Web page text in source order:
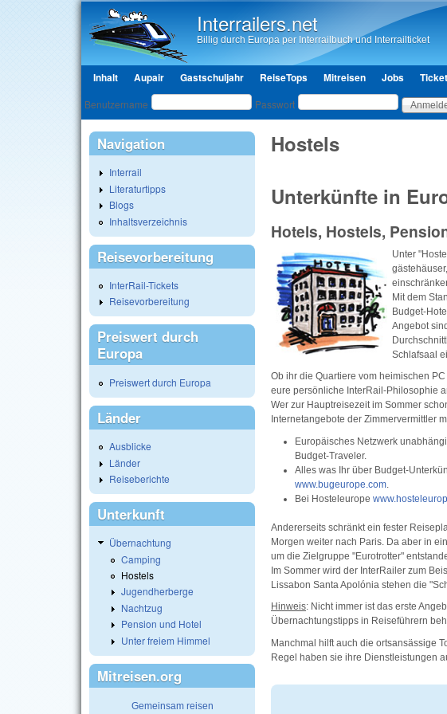
Interrailers.net
Billig durch Europa per Interrailbuch und Interrailticket
Hauptmenü
Inhalt Aupair Gastschuljahr ReiseTops Mitreisen Jobs
Benutzeranmeldung
Benutzername Passwort
Hostels
Unterkünfte in
Hotels, Hostels,
Unter
Mit dem
Budget-
Angebot
Schlafsaal
Ob ihr die Quartiere vom heimischen
eure persönliche InterRail-Philosophie
Wer zur Hauptreisezeit im Sommer
Internetangebote der Zimmervermittler
Europäisches Netzwerk
Budget-Traveler.
Alles was Ihr über Budget-
www.bugeurope.com.
Bei Hosteleurope
Andererseits schränkt ein fester
Morgen weiter nach Paris. Da aber in
um die Zielgruppe "Eurotrotter"
Im Sommer wird der InterRailer zum
Lissabon Santa Apolónia stehen die
Hinweis: Nicht immer ist das erste
Übernachtungstipps in Reiseführern
Manchmal hilft auch die ortsansässige
Regel haben sie ihre Dienstleistungen
Navigation
Interrail
Literaturtipps
Blogs
Inhaltsverzeichnis
Reisevorbereitung
InterRail-Tickets
Reisevorbereitung
Preiswert durch
Europa
Preiswert durch Europa
Länder
Ausblicke
Länder
Reiseberichte
Unterkunft
Übernachtung
Camping
Hostels
Jugendherberge
Nachtzug
Pension und Hotel
Unter freiem Himmel
Mitreisen.org
Gemeinsam reisen